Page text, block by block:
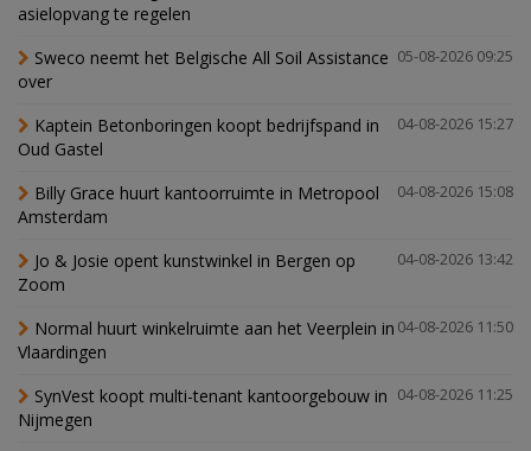
asielopvang te regelen
05-08-2026 09:25
Sweco neemt het Belgische All Soil Assistance
over
04-08-2026 15:27
Kaptein Betonboringen koopt bedrijfspand in
Oud Gastel
04-08-2026 15:08
Billy Grace huurt kantoorruimte in Metropool
Amsterdam
04-08-2026 13:42
Jo & Josie opent kunstwinkel in Bergen op
Zoom
04-08-2026 11:50
Normal huurt winkelruimte aan het Veerplein in
Vlaardingen
04-08-2026 11:25
SynVest koopt multi-tenant kantoorgebouw in
Nijmegen